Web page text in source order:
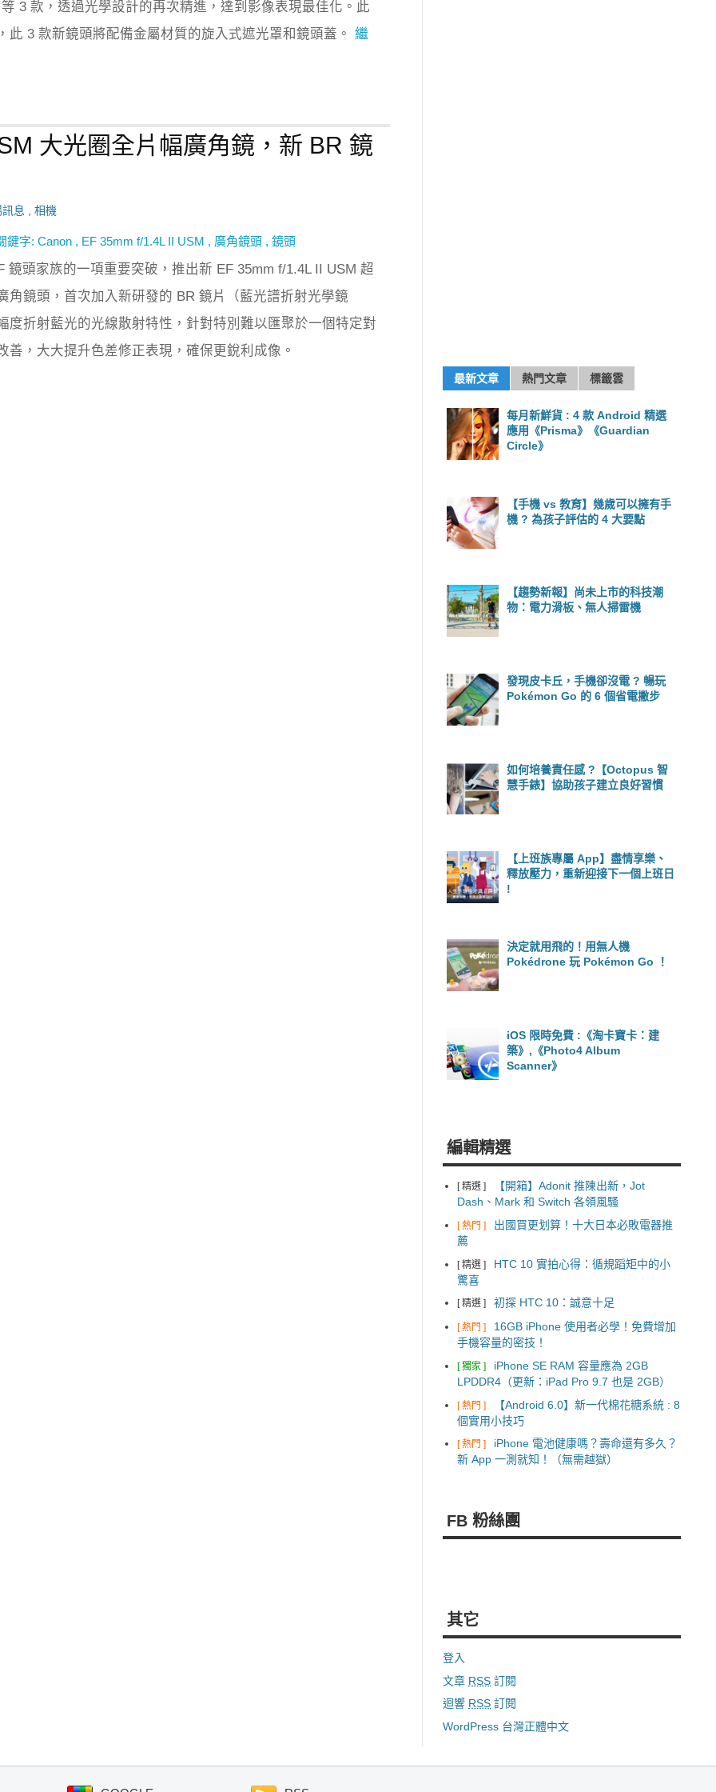
3 款，透過光學設計的再次精進，達到影像表現最佳化。此
此 3 款新鏡頭將配備金屬材質的旋入式遮光罩和鏡頭蓋。 繼
大光圈全片幅廣角鏡，新 BR 鏡
息 相機
鍵字: Canon , EF 35mm f/1.4L II USM , 廣角鏡頭 , 鏡頭
鏡頭家族的一項重要突破，推出新 EF 35mm f/1.4L II USM 超
角鏡頭，首次加入新研發的 BR 鏡片（藍光譜折射光學鏡
度折射藍光的光線散射特性，針對特別難以匯聚於一個特定對
善，大大提升色差修正表現，確保更銳利成像。
最新文章 熱門文章 標籤雲
每月新鮮貨 : 4 款 Android 精選
應用《Prisma》《Guardian
Circle》
【手機 vs 教育】幾歲可以擁有手
機 ? 為孩子評估的 4 大要點
【趨勢新報】尚未上市的科技潮
物：電力滑板、無人掃雷機
發現皮卡丘，手機卻沒電 ? 暢玩
Pokémon Go 的 6 個省電撇步
如何培養責任感 ?【Octopus 智
慧手錶】協助孩子建立良好習慣
【上班族專屬 App】盡情享樂、
釋放壓力，重新迎接下一個上班日
!
決定就用飛的！用無人機
Pokédrone 玩 Pokémon Go ！
iOS 限時免費 :《淘卡寶卡：建
築》,《Photo4 Album
Scanner》
編輯精選
[ 精選 ]
【開箱】Adonit 推陳出新，Jot
Dash、Mark 和 Switch 各領風騷
[ 熱門 ]
出國買更划算！十大日本必敗電器推
薦
[ 精選 ]
HTC 10 實拍心得：循規蹈矩中的小
驚喜
[ 精選 ] 初探 HTC 10：誠意十足
[ 熱門 ]
16GB iPhone 使用者必學！免費增加
手機容量的密技！
[ 獨家 ]
iPhone SE RAM 容量應為 2GB
LPDDR4（更新：iPad Pro 9.7 也是 2GB）
[ 熱門 ]
【Android 6.0】新一代棉花糖系統 : 8
個實用小技巧
[ 熱門 ]
iPhone 電池健康嗎？壽命還有多久？
新 App 一測就知！（無需越獄）
FB 粉絲團
其它
登入
文章 RSS 訂閱
迴響 RSS 訂閱
WordPress 台灣正體中文